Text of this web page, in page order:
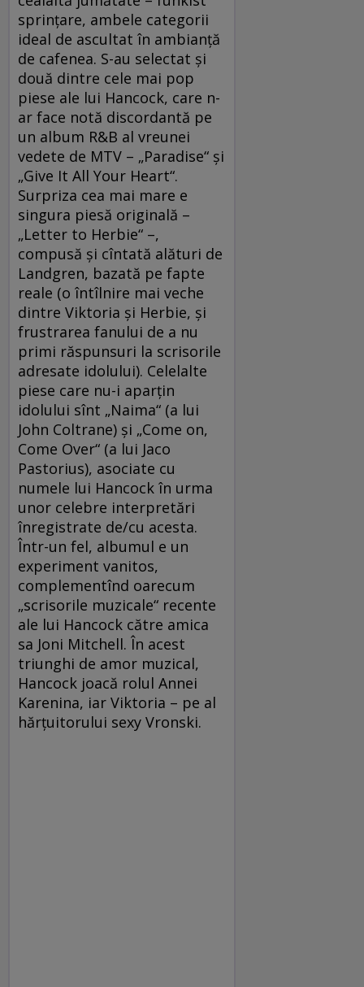
sprinţare, ambele categorii
ideal de ascultat în ambianţă
de cafenea. S-au selectat şi
două dintre cele mai pop
piese ale lui Hancock, care n-
ar face notă discordantă pe
un album R&B al vreunei
vedete de MTV – „Paradise“ şi
„Give It All Your Heart“.
Surpriza cea mai mare e
singura piesă originală –
„Letter to Herbie“ –,
compusă şi cîntată alături de
Landgren, bazată pe fapte
reale (o întîlnire mai veche
dintre Viktoria şi Herbie, şi
frustrarea fanului de a nu
primi răspunsuri la scrisorile
adresate idolului). Celelalte
piese care nu-i aparţin
idolului sînt „Naima“ (a lui
John Coltrane) şi „Come on,
Come Over“ (a lui Jaco
Pastorius), asociate cu
numele lui Hancock în urma
unor celebre interpretări
înregistrate de/cu acesta.
Într-un fel, albumul e un
experiment vanitos,
complementînd oarecum
„scrisorile muzicale“ recente
ale lui Hancock către amica
sa Joni Mitchell. În acest
triunghi de amor muzical,
Hancock joacă rolul Annei
Karenina, iar Viktoria – pe al
hărţuitorului sexy Vronski.